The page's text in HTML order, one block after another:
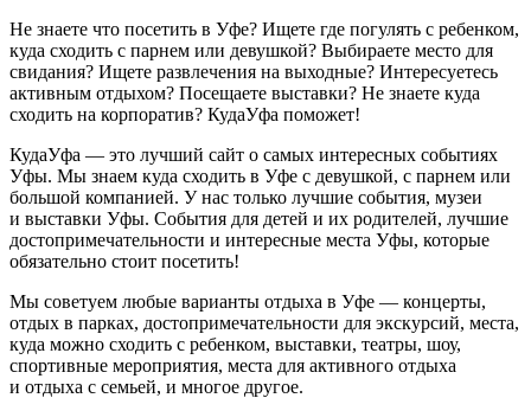
Не знаете что посетить в Уфе? Ищете где погулять с ребенком,
куда сходить с парнем или девушкой? Выбираете место для
свидания? Ищете развлечения на выходные? Интересуетесь
активным отдыхом? Посещаете выставки? Не знаете куда
сходить на корпоратив? КудаУфа поможет!
КудаУфа — это лучший сайт о самых интересных событиях
Уфы. Мы знаем куда сходить в Уфе с девушкой, с парнем или
большой компанией. У нас только лучшие события, музеи
и выставки Уфы. События для детей и их родителей, лучшие
достопримечательности и интересные места Уфы, которые
обязательно стоит посетить!
Мы советуем любые варианты отдыха в Уфе — концерты,
отдых в парках, достопримечательности для экскурсий, места,
куда можно сходить с ребенком, выставки, театры, шоу,
спортивные мероприятия, места для активного отдыха
и отдыха с семьей, и многое другое.